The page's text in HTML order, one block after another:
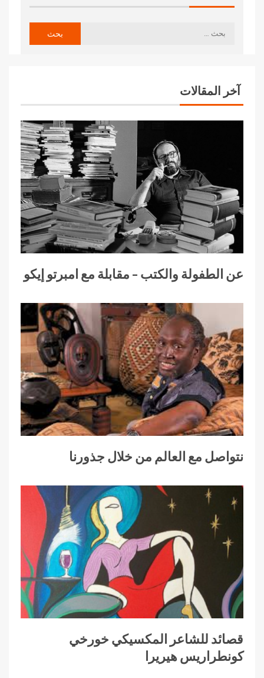
آخر المقالات
عن الطفولة والكتب – مقابلة مع امبرتو إيكو
نتواصل مع العالم من خلال جذورنا
قصائد للشاعر المكسيكي خورخي
كونطراريس هيريرا